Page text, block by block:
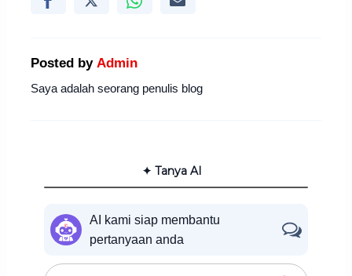
Posted by Admin
Saya adalah seorang penulis blog
✦ Tanya AI
AI kami siap membantu
pertanyaan anda